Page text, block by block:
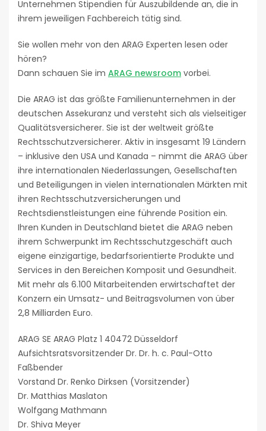
Unternehmen Stipendien für Auszubildende an, die in
ihrem jeweiligen Fachbereich tätig sind.
Sie wollen mehr von den ARAG Experten lesen oder
hören?
Dann schauen Sie im ARAG newsroom vorbei.
Die ARAG ist das größte Familienunternehmen in der
deutschen Assekuranz und versteht sich als vielseitiger
Qualitätsversicherer. Sie ist der weltweit größte
Rechtsschutzversicherer. Aktiv in insgesamt 19 Ländern
– inklusive den USA und Kanada – nimmt die ARAG über
ihre internationalen Niederlassungen, Gesellschaften
und Beteiligungen in vielen internationalen Märkten mit
ihren Rechtsschutzversicherungen und
Rechtsdienstleistungen eine führende Position ein.
Ihren Kunden in Deutschland bietet die ARAG neben
ihrem Schwerpunkt im Rechtsschutzgeschäft auch
eigene einzigartige, bedarfsorientierte Produkte und
Services in den Bereichen Komposit und Gesundheit.
Mit mehr als 6.100 Mitarbeitenden erwirtschaftet der
Konzern ein Umsatz- und Beitragsvolumen von über
2,8 Milliarden Euro.
ARAG SE ARAG Platz 1 40472 Düsseldorf
Aufsichtsratsvorsitzender Dr. Dr. h. c. Paul-Otto
Faßbender
Vorstand Dr. Renko Dirksen (Vorsitzender)
Dr. Matthias Maslaton
Wolfgang Mathmann
Dr. Shiva Meyer